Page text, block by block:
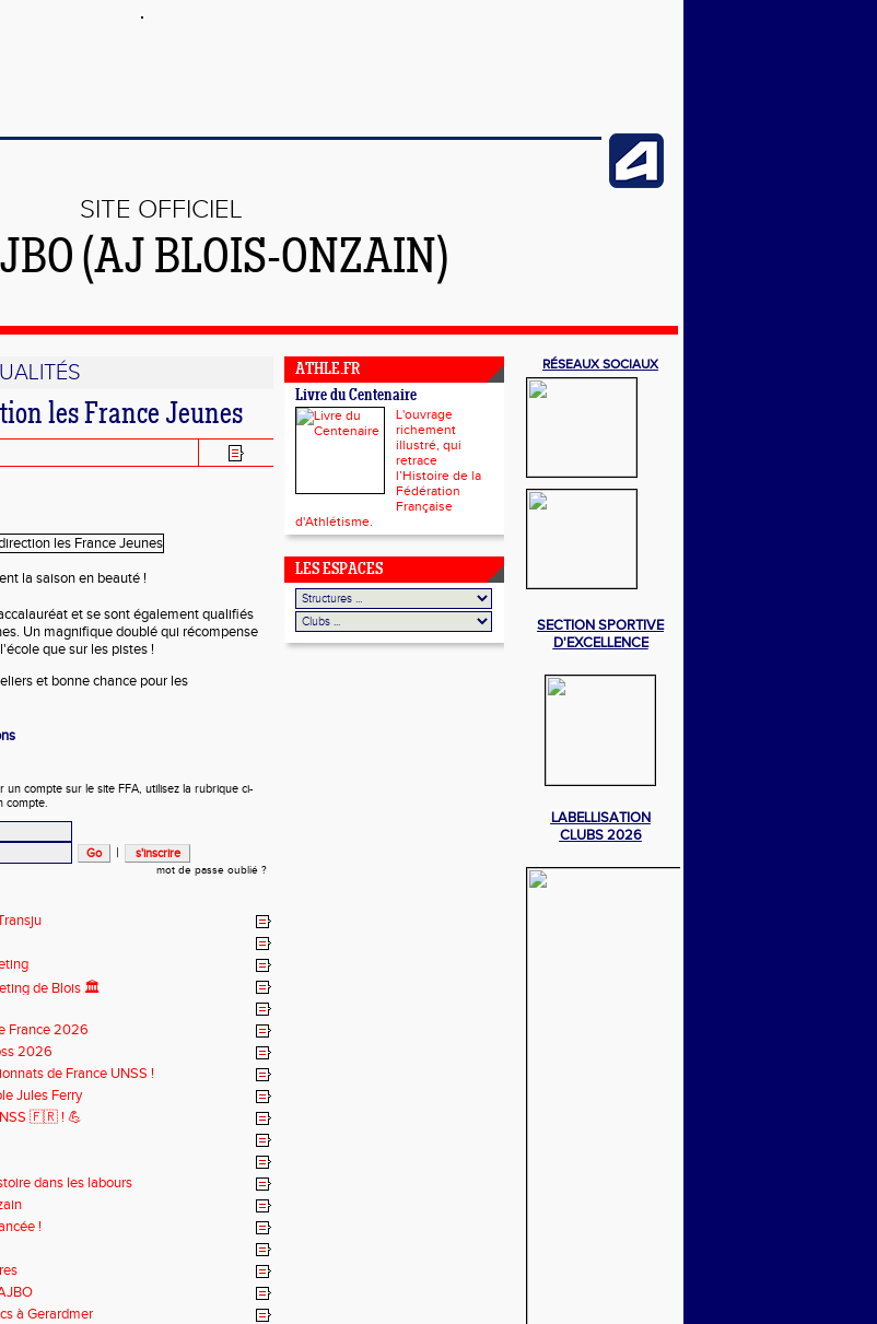
SITE OFFICIEL
(AJ BLOIS-ONZAIN)
les France Jeunes
la saison en beauté !
et se sont également qualifiés
Un magnifique doublé qui récompense
que sur les pistes !
et bonne chance pour les
compte sur le site FFA, utilisez la rubrique ci-
compte.
|
mot de passe oublié ?
de Blois 🏛️
France 2026
2026
de France UNSS !
Jules Ferry
🇫🇷 ! 💪
dans les labours
!
à Gerardmer
ATHLE.FR
Livre du Centenaire
L'ouvrage
richement
illustré, qui
retrace
l’Histoire de la
Fédération
Française
d'Athlétisme.
LES ESPACES
RÉSEAUX SOCIAUX
SECTION SPORTIVE
D'EXCELLENCE
LABELLISATION
CLUBS 2026